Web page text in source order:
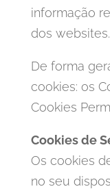
informação
dos websites.
De forma
cookies: os
Cookies
Cookies de
Os cookies
no seu